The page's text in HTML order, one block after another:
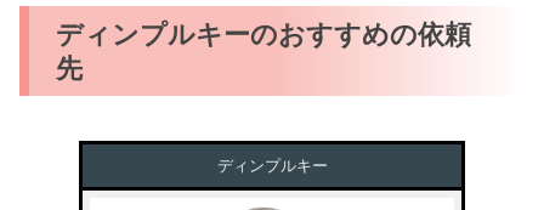
ディンプルキーのおすすめの依頼
先
ディンプルキー